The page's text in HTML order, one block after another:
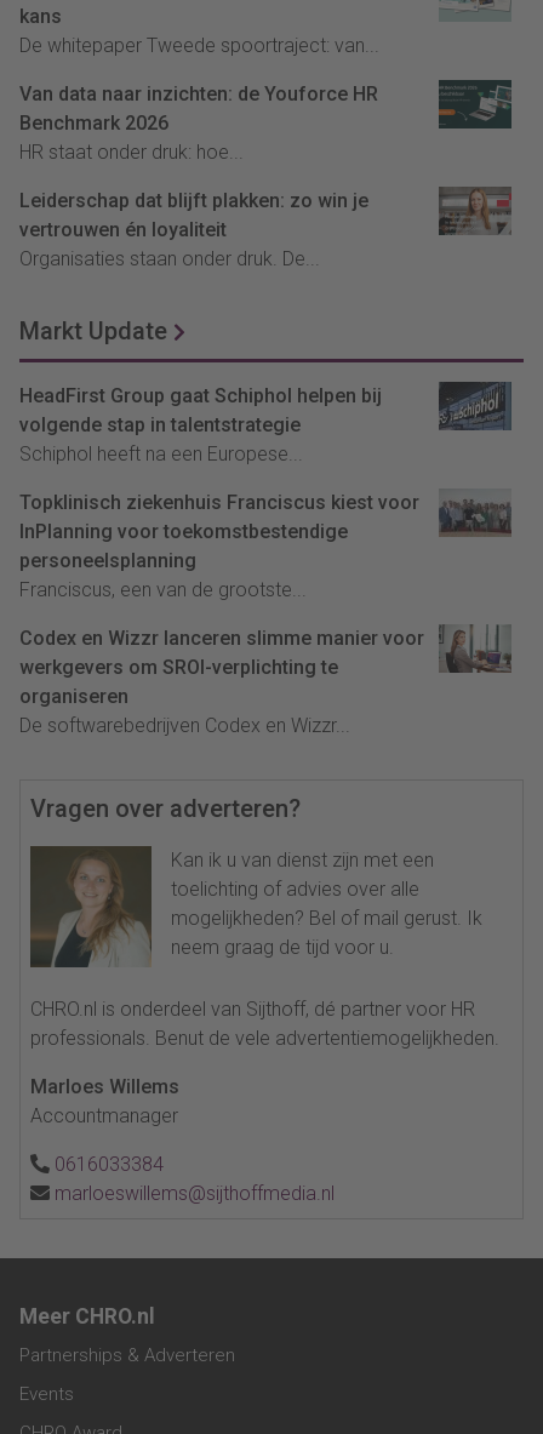
kans
De whitepaper Tweede spoortraject: van...
Van data naar inzichten: de Youforce HR
Benchmark 2026
HR staat onder druk: hoe...
Leiderschap dat blijft plakken: zo win je
vertrouwen én loyaliteit
Organisaties staan onder druk. De...
Markt Update
HeadFirst Group gaat Schiphol helpen bij
volgende stap in talentstrategie
Schiphol heeft na een Europese...
Topklinisch ziekenhuis Franciscus kiest voor
InPlanning voor toekomstbestendige
personeelsplanning
Franciscus, een van de grootste...
Codex en Wizzr lanceren slimme manier voor
werkgevers om SROI-verplichting te
organiseren
De softwarebedrijven Codex en Wizzr...
Vragen over adverteren?
Kan ik u van dienst zijn met een
toelichting of advies over alle
mogelijkheden? Bel of mail gerust. Ik
neem graag de tijd voor u.
CHRO.nl is onderdeel van Sijthoff, dé partner voor HR
professionals. Benut de vele advertentiemogelijkheden.
Marloes Willems
Accountmanager
0616033384
marloeswillems@sijthoffmedia.nl
Meer CHRO.nl
Partnerships & Adverteren
Events